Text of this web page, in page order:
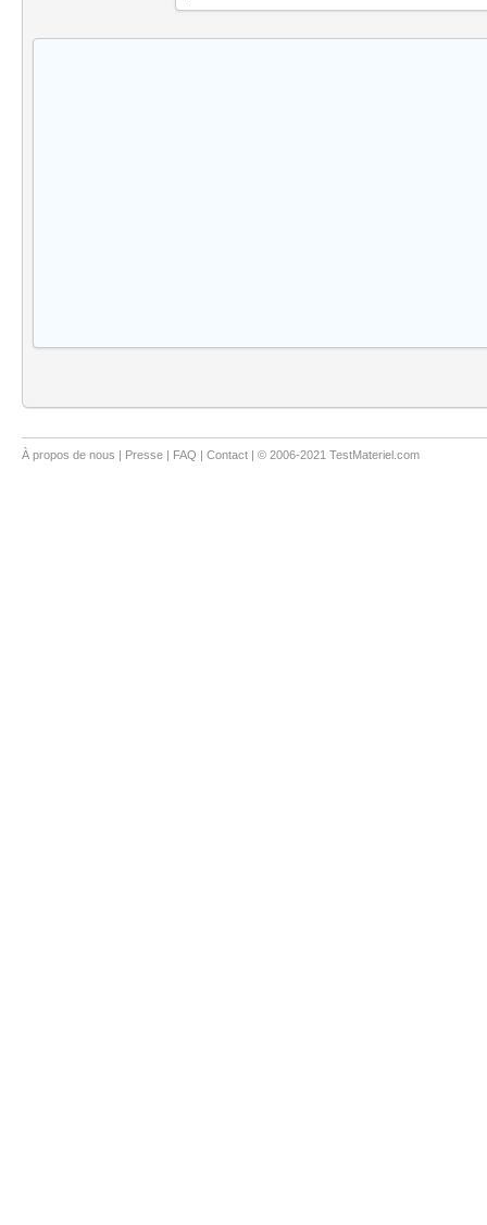
À propos de nous | Presse | FAQ | Contact | © 2006-2021 TestMateriel.com